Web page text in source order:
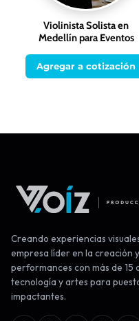
Violinista Solista en
Medellín para Eventos
Agregar a cotización
Creando experiencias
empresa líder en la creación
performances con más de 15
tecnología y artes para
impactantes.